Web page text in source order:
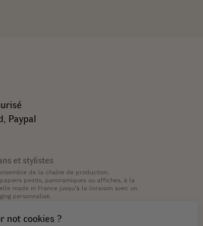
Paypal
et stylistes
de la chaîne de production.
peints, panoramiques ou affiches, à la
made in France jusqu’à la livraison avec un
personnalisé.
not cookies ?